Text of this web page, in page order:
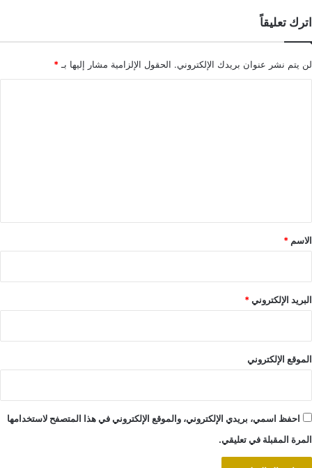
اترك تعليقاً
لن يتم نشر عنوان بريدك الإلكتروني. الحقول الإلزامية مشار إليها بـ *
*
الاسم *
البريد الإلكتروني*
الموقع الإلكتروني
احفظ اسمي، بريدي الإلكتروني، والموقع الإلكتروني في هذا المتصفح لاستخدامها
المرة المقبلة في تعليقي.